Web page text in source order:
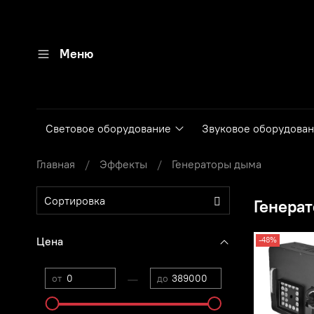
Меню
Световое оборудование Звуковое
Главная Эффекты Генераторы дыма
-48%
Цена
от — до